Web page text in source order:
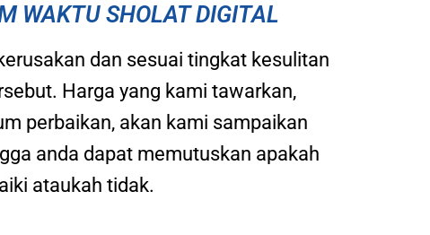
WAKTU SHOLAT DIGITAL
dan sesuai tingkat kesulitan
Harga yang kami tawarkan,
perbaikan, akan kami sampaikan
anda dapat memutuskan apakah
ataukah tidak.